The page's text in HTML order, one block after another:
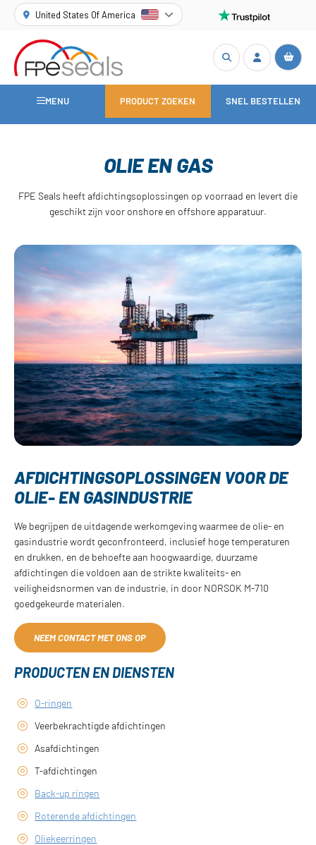
United States Of America
MENU PRODUCT ZOEKEN SNEL BESTELLEN
OLIE EN GAS
FPE Seals heeft afdichtingsoplossingen op voorraad en levert die
geschikt zijn voor onshore en offshore apparatuur.
AFDICHTINGSOPLOSSINGEN VOOR DE
OLIE- EN GASINDUSTRIE
We begrijpen de uitdagende werkomgeving waarmee de olie- en
gasindustrie wordt geconfronteerd, inclusief hoge temperaturen
en drukken, en de behoefte aan hoogwaardige, duurzame
afdichtingen die voldoen aan de strikte kwaliteits- en
veiligheidsnormen van de industrie, in door NORSOK M-710
goedgekeurde materialen.
NEEM CONTACT MET ONS OP
PRODUCTEN EN DIENSTEN
O-ringen
Veerbekrachtigde afdichtingen
Asafdichtingen
T-afdichtingen
Back-up ringen
Roterende afdichtingen
Oliekeerringen